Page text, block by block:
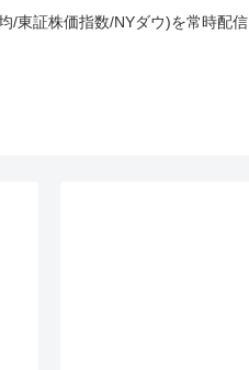
/東証株価指数/NYダウ)を常時配信